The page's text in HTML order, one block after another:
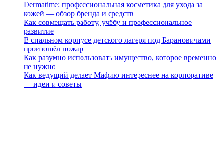
Dermatime: профессиональная косметика для ухода за
кожей — обзор бренда и средств
Как совмещать работу, учёбу и профессиональное
развитие
В спальном корпусе детского лагеря под Барановичами
произошёл пожар
Как разумно использовать имущество, которое временно
не нужно
Как ведущий делает Мафию интереснее на корпоративе
— идеи и советы